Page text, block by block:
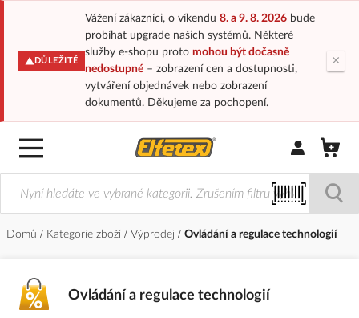
DŮLEŽITÉ
Vážení zákazníci, o víkendu 8. a 9. 8. 2026bude
probíhat upgrade našich systémů. Některé
služby e-shopu proto mohou být dočasně
nedostupné– zobrazení cen a dostupnosti,
vytváření objednávek nebo zobrazení
dokumentů. Děkujeme za pochopení.
×
Přihlásit/
Domů Kategorie zboží Výprodej Ovládání a regulace technologií
Ovládání a regulace technologií